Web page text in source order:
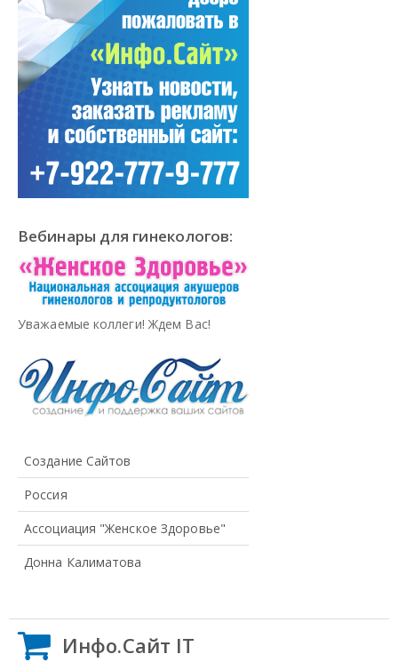
Вебинары для гинекологов:
Уважаемые коллеги! Ждем Вас!
Создание Сайтов
Россия
Ассоциация "Женское Здоровье"
Донна Калиматова
Инфо.Сайт IT